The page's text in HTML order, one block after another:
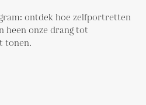
ontdek hoe zelfportretten
heen onze drang tot
tonen.